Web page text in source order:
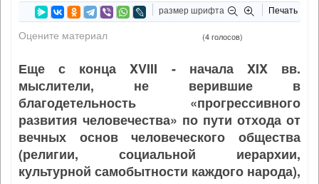
размер шрифта Печать
Оцените материал (4 голосов)
Еще с конца XVIII - начала XIX вв.
мыслители, не верившие в
благодетельность «прогрессивного
развития человечества» по пути отхода от
вечных основ человеческого общества
(религии, социальной иерархии,
культурной самобытности каждого народа),